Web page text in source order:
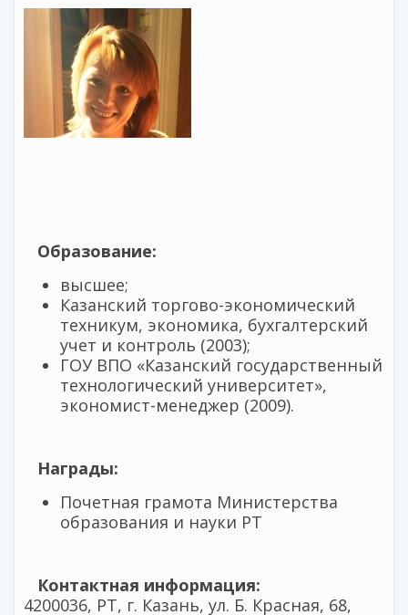
Образование:
высшее;
Казанский торгово-экономический
техникум, экономика, бухгалтерский
учет и контроль (2003);
ГОУ ВПО «Казанский государственный
технологический университет»,
экономист-менеджер (2009).
Награды:
Почетная грамота Министерства
образования и науки РТ
Контактная информация:
4200036, РТ, г. Казань, ул. Б. Красная, 68,